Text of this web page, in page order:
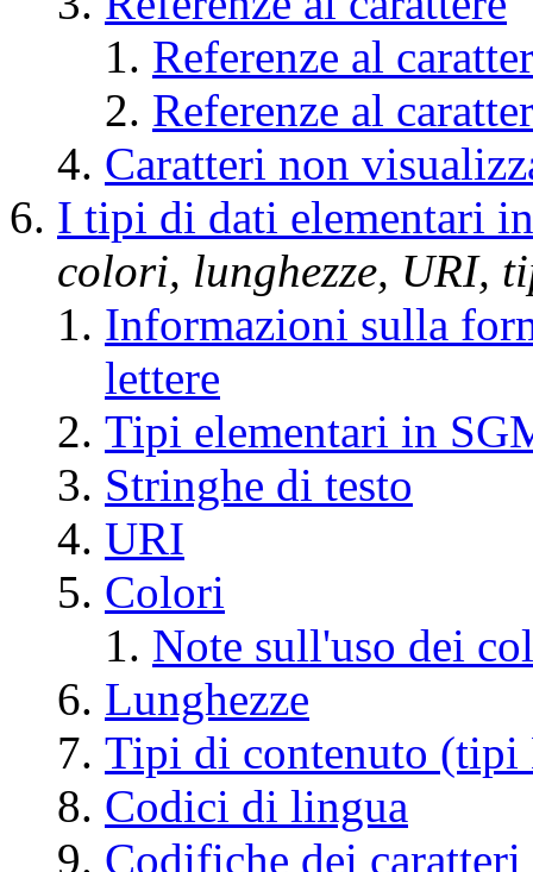
Referenze al
Referenze al
Caratteri non
I tipi di dati elementari
colori, lunghezze, URI,
Informazioni sulla
lettere
Tipi elementari in
Stringhe di testo
URI
Colori
Note sull'uso dei
Lunghezze
Tipi di contenuto
Codici di lingua
Codifiche dei caratteri